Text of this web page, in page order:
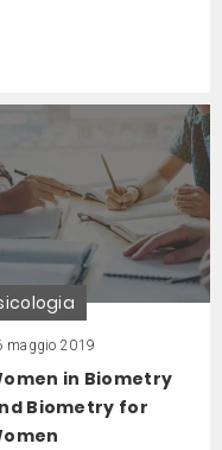
maggio 2019
in Biometry
Biometry for